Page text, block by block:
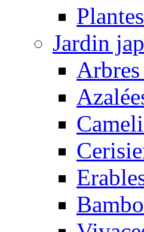
Jardin
Arbres